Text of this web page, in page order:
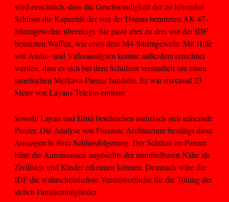
wird ersichtlich, dass die Geschwindigkeit der zu hörenden
Schüsse die Kapazität der von der Hamas benutzten AK-47-
Sturmgewehre übersteigt. Sie passt aber zu drei von der IDF
benutzten Waffen, wie etwa dem M4-Sturmgewehr. Mit Hilfe
von Audio- und Videoanalysen konnte außerdem errechnet
werden, dass es sich bei dem Schützen vermutlich um einen
israelischen Merkava-Panzer handelte. Er war maximal 23
Meter von Layans Telefon entfernt.
Sowohl Layan und Hind beschrieben mehrfach sich nähernde
Panzer. Die Analyse von Forensic Architecture bestätigt diese
Aussagen in ihrer Schlussfolgerung. Der Schütze im Panzer
hätte die Autoinsassen angesichts der unmittelbaren Nähe als
Zivilisten und Kinder erkennen können. Demnach wäre die
IDF die wahrscheinlichste Verantwortliche für die Tötung der
sieben Familienmitglieder.